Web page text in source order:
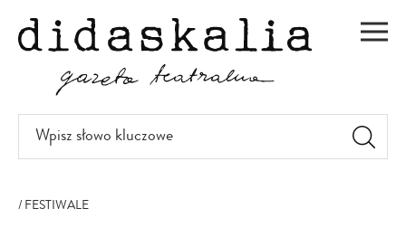
DO
TREŚCI
Wpisz
słowo
FESTIWALE